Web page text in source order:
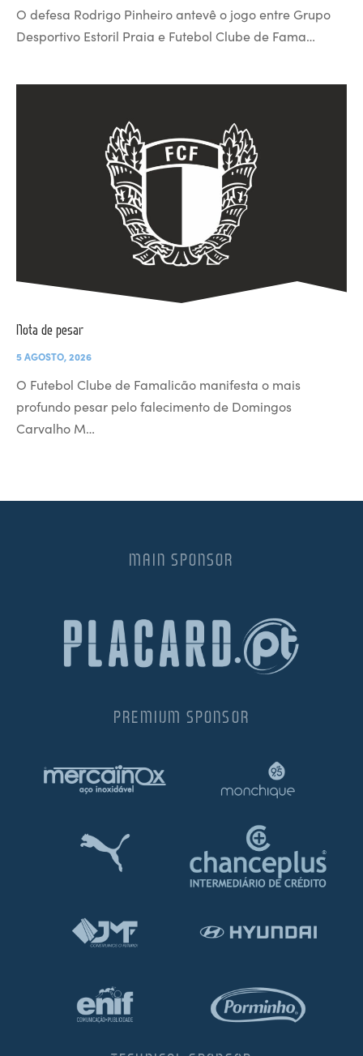
O defesa Rodrigo Pinheiro antevê o jogo entre Grupo
Desportivo Estoril Praia e Futebol Clube de Fama…
Nota de pesar
5 AGOSTO, 2026
O Futebol Clube de Famalicão manifesta o mais
profundo pesar pelo falecimento de Domingos
Carvalho M…
MAIN SPONSOR
PREMIUM SPONSOR